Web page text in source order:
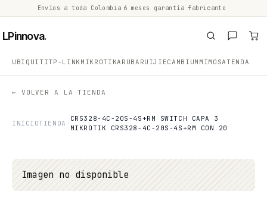
Envíos a toda Colombia 6 meses garantía fabricante
LPinnova.
UBIQUITITP-LINK MIKROTIKARUBA RUIJIECAMBIUM MIMOSATENDA
← VOLVER A LA TIENDA
INICIOTIENDA
CRS328-4C-20S-4S+RM SWITCH CAPA 3
MIKROTIK CRS328-4C-20S-4S+RM CON 20
Imagen no disponible